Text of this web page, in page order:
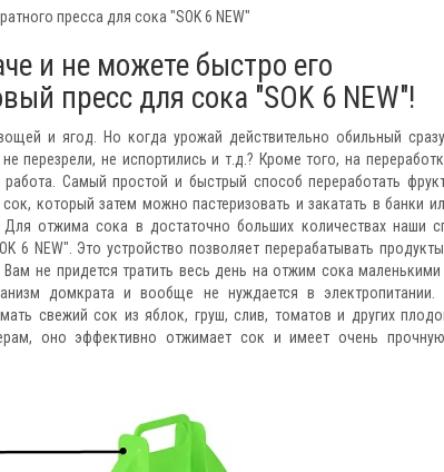
пресса для сока "SOK 6 NEW"
и не можете быстро его
пресс для сока "SOK 6 NEW"!
и ягод. Но когда урожай действительно обильный
перезрели, не испортились и т.д.? Кроме того, на
Самый простой и быстрый способ переработать
который затем можно пастеризовать и закатать в банки
отжима сока в достаточно больших количествах наши
6 NEW". Это устройство позволяет перерабатывать
не придется тратить весь день на отжим сока маленькими
домкрата и вообще не нуждается в
свежий сок из яблок, груш, слив, томатов и других
оно эффективно отжимает сок и имеет очень